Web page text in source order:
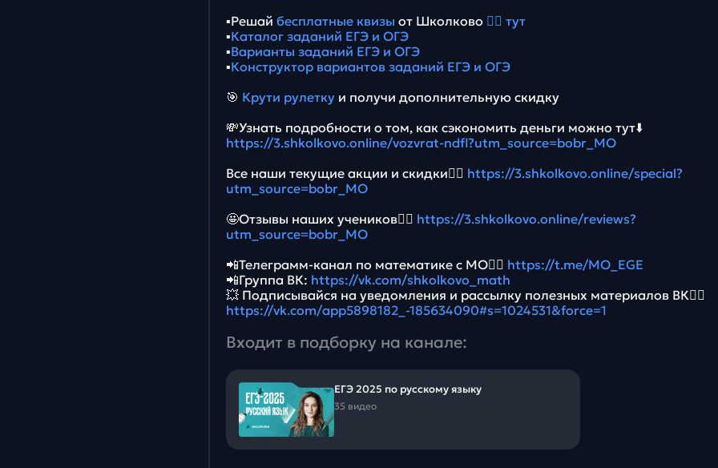
▪️Решай бесплатные квизы от Школково 👉🏻 тут
▪️Каталог заданий ЕГЭ и ОГЭ
▪️Варианты заданий ЕГЭ и ОГЭ
▪️Конструктор вариантов заданий ЕГЭ и ОГЭ
🎯 Крути рулетку и получи дополнительную скидку
💸Узнать подробности о том, как сэкономить деньги можно тут⬇️
https://3.shkolkovo.online/vozvrat-ndfl?utm_source=bobr_MO
Все наши текущие акции и скидки👉🏻 https://3.shkolkovo.online/special?
utm_source=bobr_MO
🤩Отзывы наших учеников👉🏻 https://3.shkolkovo.online/reviews?
utm_source=bobr_MO
📲Телеграмм-канал по математике с МО👉🏻 https://t.me/MO_EGE
📲Группа ВК: https://vk.com/shkolkovo_math
💥 Подписывайся на уведомления и рассылку полезных материалов ВК👉🏻
https://vk.com/app5898182_-185634090#s=1024531&force=1
Входит в подборку на канале:
ЕГЭ 2025 по русскому языку
35 видео